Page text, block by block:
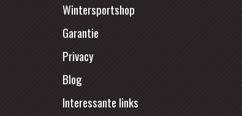
Wintersportshop
Garantie
Privacy
Blog
Interessante links